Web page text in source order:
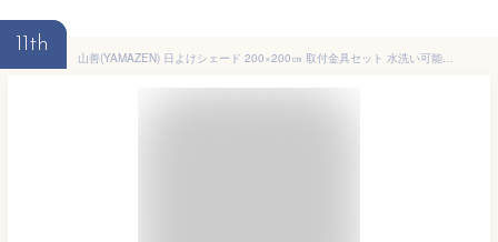
11th
山善(YAMAZEN) 日よけシェード 200×200㎝ 取付金具セット 水洗い可能 ハトメ8箇所 UVカット率約85% 節電 省エネ ベランダ 紫外線カット 防水 涼風 グレー/ホワイト YRGS2-2020